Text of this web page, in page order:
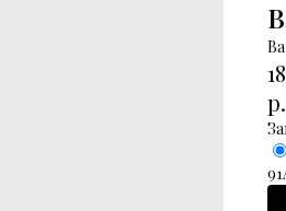
р.